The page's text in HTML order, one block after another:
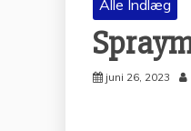
Alle Indlæg
juni 26, 2023